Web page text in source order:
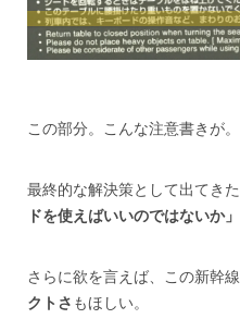
この部分。こんな注意書きが
最終的な解決策として出てきた
ドを使えばいいのではないか」
さらに欲を言えば、この新幹
クトさ もほしい。